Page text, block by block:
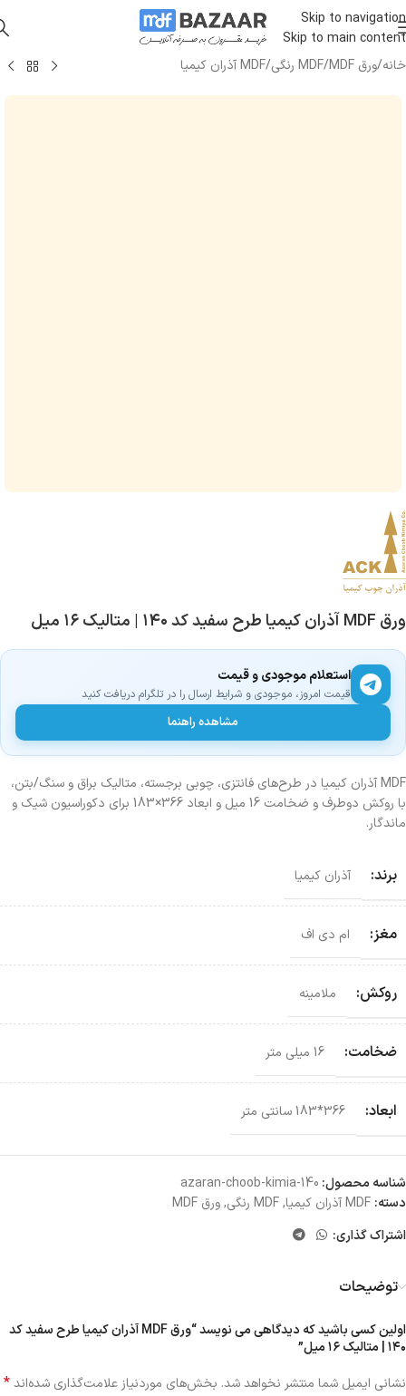
Skip to navigation
Skip to main content
خانه/ورق MDF /MDF رنگی /MDF آذران کیمیا
ورق MDF آذران کیمیا طرح سفید کد ۱۴۰ | متالیک ۱۶ میل
استعلام موجودی و قیمت
قیمت امروز، موجودی و شرایط ارسال را در تلگرام دریافت کنید
مشاهده راهنما
MDF آذران کیمیا در طرح‌های فانتزی، چوبی برجسته، متالیک براق و سنگ/بتن،
با روکش دوطرف و ضخامت 16 میل و ابعاد 366×183 برای دکوراسیون شیک و
ماندگار.
برند: آذران کیمیا
مغز: ام دی اف
روکش: ملامینه
ضخامت: 16 میلی متر
ابعاد: 366*183 سانتی‌ متر
شناسه محصول: azaran-choob-kimia-140
دسته: MDF آذران کیمیا ,MDF رنگی ,ورق MDF
اشتراک گذاری:
توضیحات
اولین کسی باشید که دیدگاهی می نویسد “ورق MDF آذران کیمیا طرح سفید کد
۱۴۰ | متالیک ۱۶ میل”
نشانی ایمیل شما منتشر نخواهد شد. بخش‌های موردنیاز علامت‌گذاری شده‌اند*